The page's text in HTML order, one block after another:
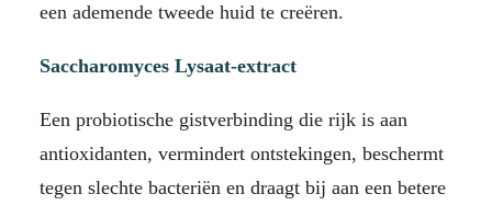
een ademende tweede huid te creëren.
Saccharomyces Lysaat-extract
Een probiotische gistverbinding die rijk is aan
antioxidanten, vermindert ontstekingen, beschermt
tegen slechte bacteriën en draagt ​​bij aan een betere